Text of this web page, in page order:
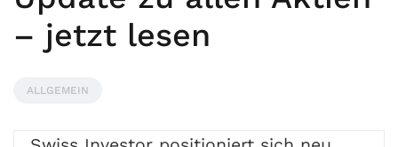
– jetzt lesen
ALLGEMEIN